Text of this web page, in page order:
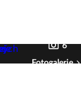
6
Fotogalerie